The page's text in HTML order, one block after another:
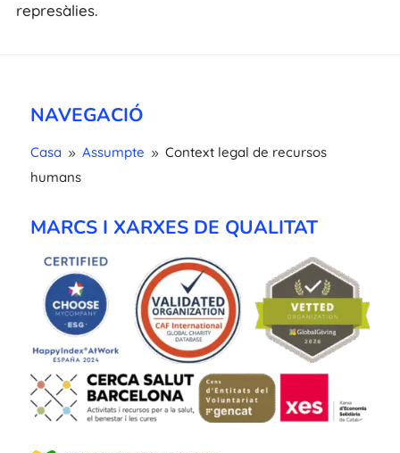
represàlies.
NAVEGACIÓ
Casa 9 Assumpte 9 Context legal de recursos
humans
MARCS I XARXES DE QUALITAT